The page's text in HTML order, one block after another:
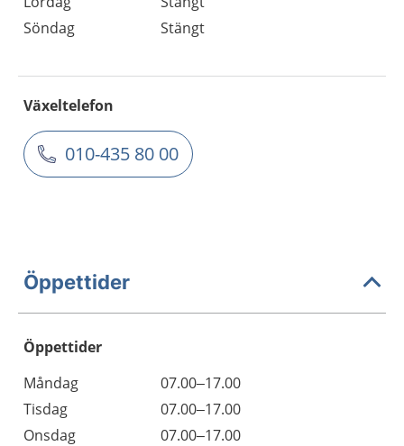
Söndag
Stängt
Växeltelefon
010-435 80 00
Öppettider
Öppettider
Dag
Öppettider
Kommentarer
Måndag
07.00–17.00
Tisdag
07.00–17.00
Onsdag
07.00–17.00